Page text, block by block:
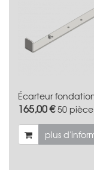
Écarteur
165,00 €50
plus